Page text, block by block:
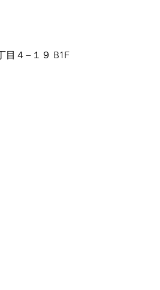
目４−１９ B1F